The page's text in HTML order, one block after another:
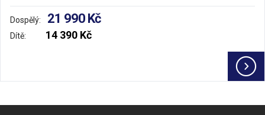
Dospělý: 21 990 Kč
Dítě: 14 390 Kč